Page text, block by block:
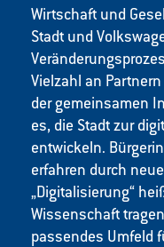
Wirtschaft und
Stadt und
Vielzahl an
der gemeinsamen
es, die Stadt zur
entwickeln.
erfahren durch
„Digitalisierung“
Wissenschaft
passendes Umfeld